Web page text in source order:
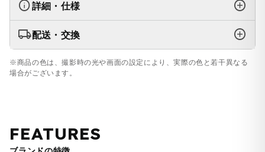
info詳細・仕様
add_circle
local_shipping配送・交換 add_circle
※商品の色は、撮影時の光や画面の設定により、実際の色と若干異なる
場合がございます。
FEATURES